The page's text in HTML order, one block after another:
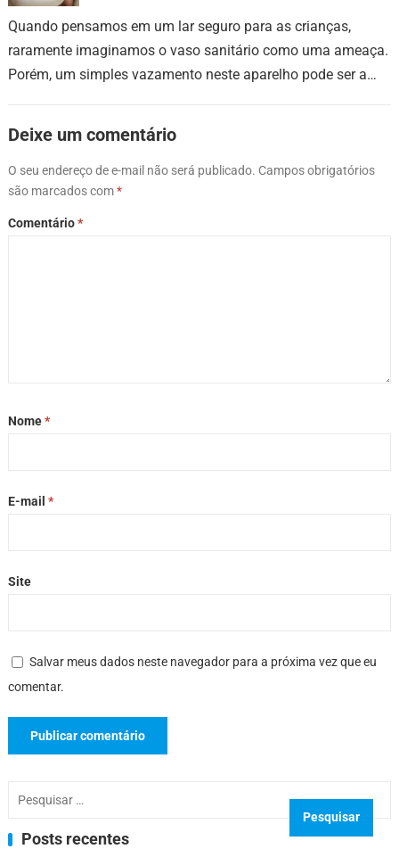
Quando pensamos em um lar seguro para as crianças,
raramente imaginamos o vaso sanitário como uma ameaça.
Porém, um simples vazamento neste aparelho pode ser a
Deixe um comentário
O seu endereço de e-mail não será publicado. Campos obrigatórios
são marcados com*
Comentário*
Nome*
E-mail *
Site
Salvar meus dados neste navegador para a próxima vez que eu
comentar.
por:
Posts recentes